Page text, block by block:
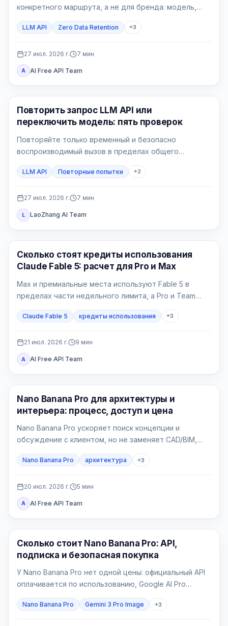
конкретного маршрута, а не для бренда: модель,
иметь разные правила.
LLM API Zero Data Retention +3
27 июл. 2026 г. 7 мин
A AI Free API Team
API Guide
Повторить запрос LLM API или
переключить модель: пять проверок
Повторяйте только временный и безопасно
воспроизводимый вызов в пределах общего
заранее принятый для этого процесса.
LLM API Повторные попытки +2
27 июл. 2026 г. 7 мин
L LaoZhang AI Team
Claude AI
Сколько стоят кредиты использования
Claude Fable 5: расчет для Pro и Max
Max и премиальные места используют Fable 5 в
пределах части недельного лимита, а Pro и Team
Claude Fable 5 кредиты использования +3
21 июл. 2026 г. 9 мин
A AI Free API Team
Генерация изображений ИИ
Nano Banana Pro для архитектуры и
интерьера: процесс, доступ и цена
Nano Banana Pro ускоряет поиск концепции и
обсуждение с клиентом, но не заменяет CAD/BIM,
Главное — фиксировать геометрию и отбраковывать
Nano Banana Pro архитектура +3
20 июл. 2026 г. 5 мин
A AI Free API Team
Генерация изображений ИИ
Сколько стоит Nano Banana Pro: API,
подписка и безопасная покупка
У Nano Banana Pro нет одной цены: официальный API
оплачивается по использованию, Google AI Pro
выставляет свой счёт.
Nano Banana Pro Gemini 3 Pro Image +3